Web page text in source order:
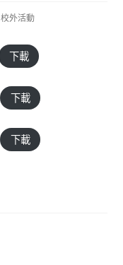
校外活動
下載
下載
下載